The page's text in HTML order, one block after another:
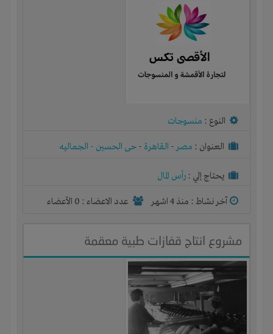
النوع : منسوجات
العنوان : مصر- القاهرة - حى الحسين - الجماليه
يحتاج إلي : رأس المال
آخر نشاط : منذ 4 اشهر عدد الاعضاء : 0 الأعضاء
مشروع انتاج قفازات طبية معقمة